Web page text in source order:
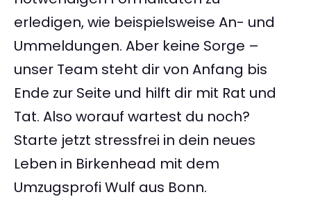
erledigen, wie beispielsweise An- und
Ummeldungen. Aber keine Sorge –
unser Team steht dir von Anfang bis
Ende zur Seite und hilft dir mit Rat und
Tat. Also worauf wartest du noch?
Starte jetzt stressfrei in dein neues
Leben in Birkenhead mit dem
Umzugsprofi Wulf aus Bonn.